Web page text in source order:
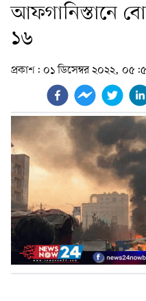
আফগানিস্তানে
১৬
প্রকাশ: ০১ ডিসেম্বর ২০২২,